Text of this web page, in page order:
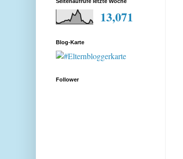
13,071
Blog-Karte
Follower